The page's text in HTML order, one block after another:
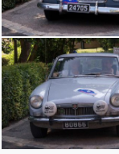
DSC06425